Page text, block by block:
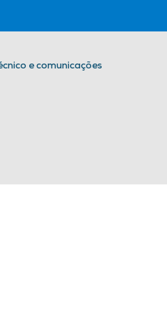
e comunicações